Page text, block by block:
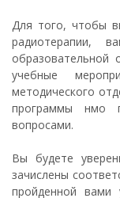
Для того, чтобы
радиотерапии,
образовательной
учебные
методического
программы нмо
вопросами.
Вы будете
зачислены
пройденной